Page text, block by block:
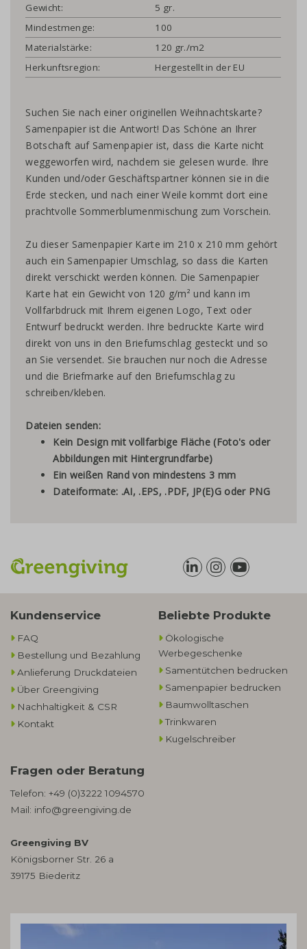
Gewicht:
5 gr.
Mindestmenge:
100
Materialstärke:
120 gr./m2
Herkunftsregion:
Hergestellt in der EU
Suchen Sie nach einer originellen Weihnachtskarte?
Samenpapier ist die Antwort! Das Schöne an Ihrer
Botschaft auf Samenpapier ist, dass die Karte nicht
weggeworfen wird, nachdem sie gelesen wurde. Ihre
Kunden und/oder Geschäftspartner können sie in die
Erde stecken, und nach einer Weile kommt dort eine
prachtvolle Sommerblumenmischung zum Vorschein.
Zu dieser Samenpapier Karte im 210 x 210 mm gehört
auch ein Samenpapier Umschlag, so dass die Karten
direkt verschickt werden können. Die Samenpapier
Karte hat ein Gewicht von 120 g/m² und kann im
Vollfarbdruck mit Ihrem eigenen Logo, Text oder
Entwurf bedruckt werden. Ihre bedruckte Karte wird
direkt von uns in den Briefumschlag gesteckt und so
an Sie versendet. Sie brauchen nur noch die Adresse
und die Briefmarke auf den Briefumschlag zu
schreiben/kleben.
Dateien senden:
Kein Design mit vollfarbige Fläche (Foto's oder
Abbildungen mit Hintergrundfarbe)
Ein weißen Rand von mindestens 3 mm
Dateiformate: .AI, .EPS, .PDF, JP(E)G oder PNG
Kundenservice
FAQ
Bestellung und Bezahlung
Anlieferung Druckdateien
Über Greengiving
Nachhaltigkeit & CSR
Kontakt
Beliebte Produkte
Ökologische
Werbegeschenke​
Samentütchen bedrucken
Samenpapier bedrucken
Baumwolltaschen​
Trinkwaren
Kugelschreiber
Fragen oder Beratung
Telefon: +49 (0)3222 1094570
Mail: info@greengiving.de
Greengiving BV
Königsborner Str. 26 a
39175 Biederitz